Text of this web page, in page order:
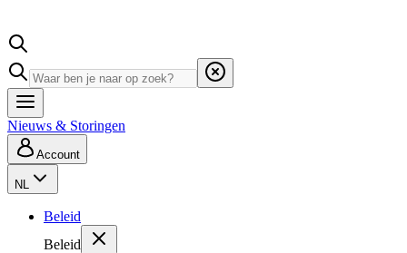
Nieuws & Storingen
Account
NL
Beleid
Beleid